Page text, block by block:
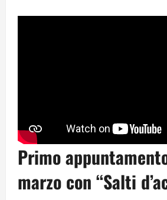
Primo
marzo con “Salti